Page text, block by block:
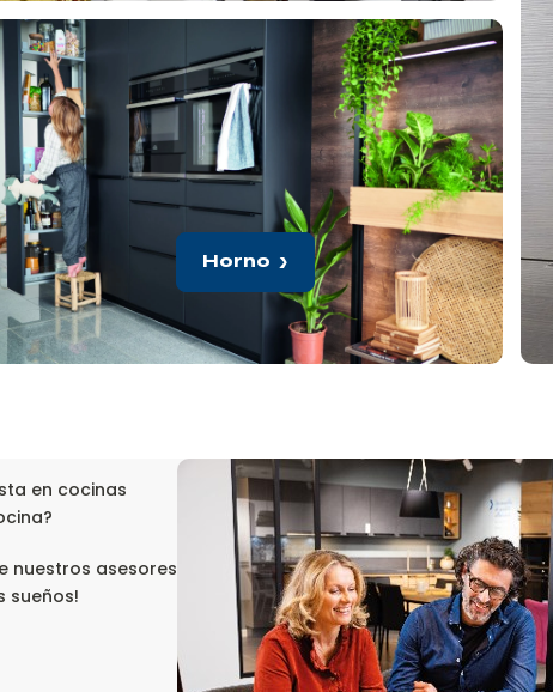
Horno
en cocinas
nuestros asesores
sueños!